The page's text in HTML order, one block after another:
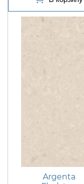
Argenta